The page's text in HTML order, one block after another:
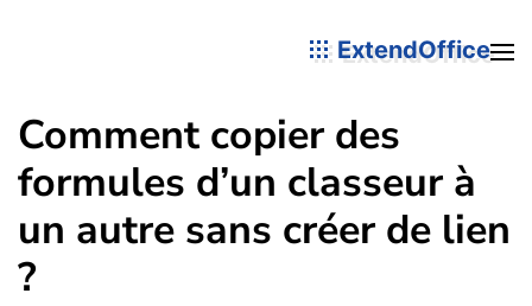
ExtendOffice
Comment copier des
formules d’un classeur à
un autre sans créer de lien
?